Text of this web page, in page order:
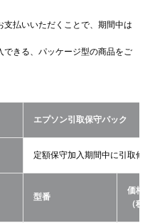
払いいただくことで、期間中は
きる、パッケージ型の商品をご
エプソン引取保守パック
定額保守加入期間中に引取修
型番
価格
（税